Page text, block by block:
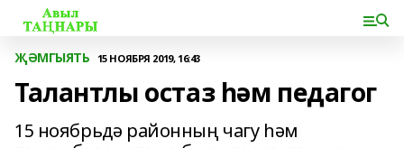
ҖӘМГЫЯТЬ 15 НОЯБРЯ 2019, 16:43
Талантлы остаз һәм педагог
15 ноябрьдә районның чагу һәм